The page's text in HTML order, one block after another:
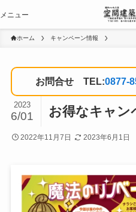
ホーム キャンペーン情報
お問合せ TEL:0877-
お得なキャン
2023
6/01
2022年11月7日 2023年6月1日